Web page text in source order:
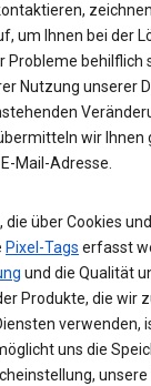
um Ihnen bei der
Probleme behilflich
Nutzung unserer
wir
Mail-Adresse.
die über Cookies
Pixel-Tags erfasst
und die Qualität
Produkte, die wir
verwenden,
uns die
unsere